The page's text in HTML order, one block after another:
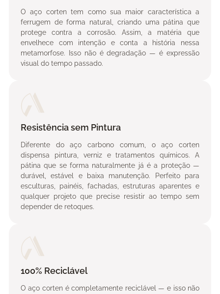
O aço corten tem como sua maior característica a
ferrugem de forma natural, criando uma pátina que
protege contra a corrosão. Assim, a matéria que
envelhece com intenção e conta a história nessa
metamorfose. Isso não é degradação — é expressão
visual do tempo passado.
Resistência sem Pintura
Diferente do aço carbono comum, o aço corten
dispensa pintura, verniz e tratamentos químicos. A
pátina que se forma naturalmente já é a proteção —
durável, estável e baixa manutenção. Perfeito para
esculturas, painéis, fachadas, estruturas aparentes e
qualquer projeto que precise resistir ao tempo sem
depender de retoques.
100% Reciclável
O aço corten é completamente reciclável — e isso não